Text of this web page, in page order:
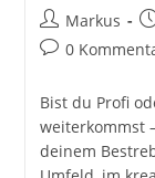
Beitrags-
Autor:
Markus
Beitrags-
0
Bist du Profi
weiterkommst
deinem